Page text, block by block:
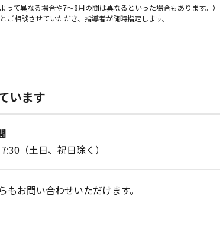
て異なる場合や7～8月の間は異なるといった場合もあります。）
相談させていただき、指導者が随時指定します。
います
（土日、祝日除く）
お問い合わせいただけます。